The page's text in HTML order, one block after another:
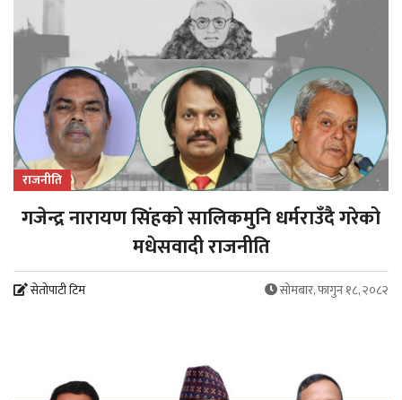
राजनीति
गजेन्द्र नारायण सिंहको सालिकमुनि धर्मराउँदै गरेको
मधेसवादी राजनीति
सेतोपाटी टिम सोमबार, फागुन १८, २०८२